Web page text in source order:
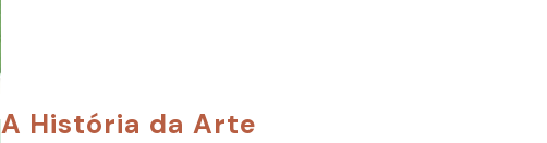
A História da Arte